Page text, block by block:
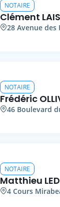
NOTAIRE
Clément
28 Avenue des
NOTAIRE
Frédéric
46 Boulevard
NOTAIRE
Matthieu
4 Cours